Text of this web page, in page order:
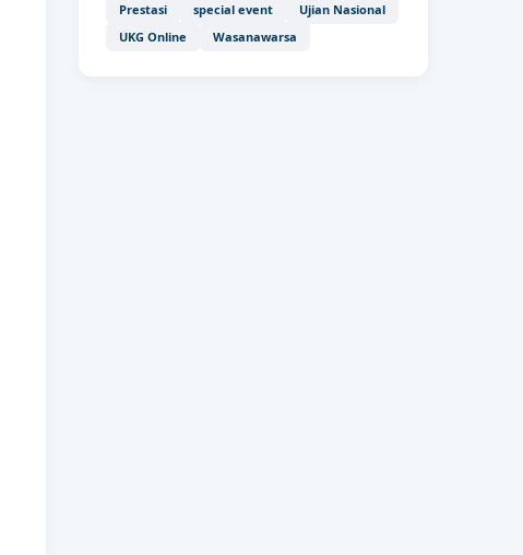
Prestasi
special event
Ujian Nasional
UKG Online
Wasanawarsa